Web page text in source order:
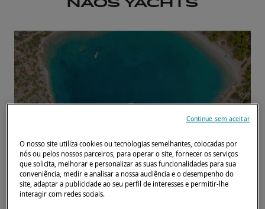
O nosso site utiliza cookies ou tecnologias semelhantes, colocadas por
nós ou pelos nossos parceiros, para operar o site, fornecer os serviços
que solicita, melhorar e personalizar as suas funcionalidades para sua
conveniência, medir e analisar a nossa audiência e o desempenho do
site, adaptar a publicidade ao seu perfil de interesses e permitir-lhe
interagir com redes sociais.
Continue sem aceitar